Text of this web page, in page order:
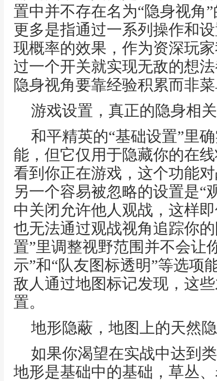
置中并不存在名为“隐身视角
更多是指通过一系列操作和
现概率的效果，作为资深玩
过一个开关就实现无敌的想
隐身视角要靠经验积累而非
游戏设置，真正的隐身相
和平精英的“基础设置”里
能，但它仅用于隐藏你的在
看到你正在游戏，这个功能
另一个容易被忽略的设置是“
中关闭允许他人观战，这样
也无法通过观战视角追踪你
置”里调整视野范围并不会让
示”和“队友图标透明”等选项
敌人通过地图标记发现，这
置。
地形隐蔽，地图上的天然
如果你渴望在实战中达到
地形是基础中的基础，草丛